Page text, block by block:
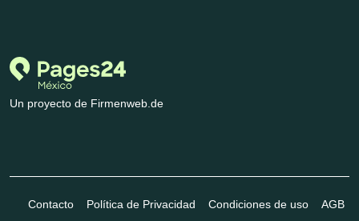
Un proyecto de Firmenweb.de
Contacto Política de Privacidad Condiciones de uso AGB